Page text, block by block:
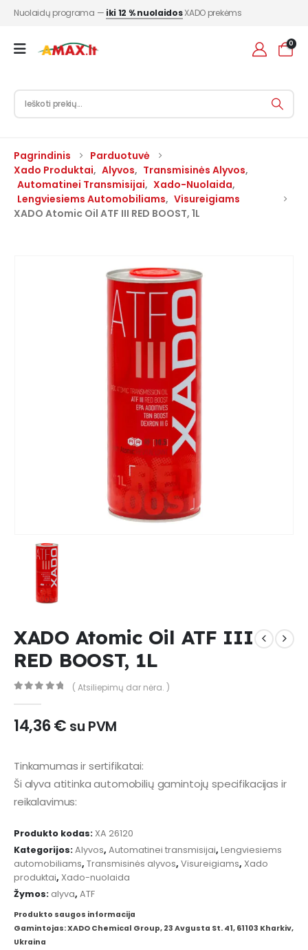
Nuolaidų programa — iki 12 % nuolaidosXADO prekėms
0
Pagrindinis
Parduotuvė
Xado Produktai, Alyvos, Transmisinės Alyvos,
Automatinei Transmisijai, Xado-Nuolaida,
Lengviesiems Automobiliams, Visureigiams
XADO Atomic Oil ATF III RED BOOST, 1L
XADO Atomic Oil ATF III
RED BOOST, 1L
( Atsiliepimų dar nėra. )
14,36€ su PVM
Tinkamumas ir sertifikatai:
Ši alyva atitinka automobilių gamintojų specifikacijas ir
reikalavimus:
Produkto kodas: XA 26120
Kategorijos: Alyvos, Automatinei transmisijai, Lengviesiems
automobiliams, Transmisinės alyvos, Visureigiams, Xado
produktai, Xado-nuolaida
Žymos: alyva, ATF
Produkto saugos informacija
Gamintojas: XADO Chemical Group, 23 Avgusta St. 41, 61103 Kharkiv,
Ukraina